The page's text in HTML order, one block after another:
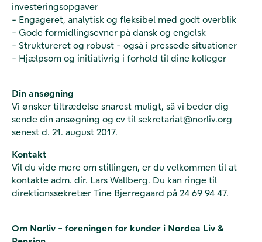
investeringsopgaver
- Engageret, analytisk og fleksibel med godt overblik
- Gode formidlingsevner på dansk og engelsk
- Struktureret og robust - også i pressede situationer
- Hjælpsom og initiativrig i forhold til dine kolleger
Din ansøgning
Vi ønsker tiltrædelse snarest muligt, så vi beder dig
sende din ansøgning og cv til sekretariat@norliv.org
senest d. 21. august 2017.
Kontakt
Vil du vide mere om stillingen, er du velkommen til at
kontakte adm. dir. Lars Wallberg. Du kan ringe til
direktionssekretær Tine Bjerregaard på 24 69 94 47.
Om Norliv - foreningen for kunder i Nordea Liv &